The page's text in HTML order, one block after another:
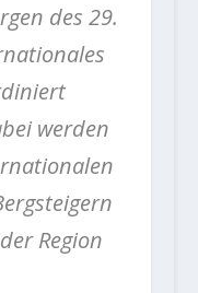
des 29.
werden
Region